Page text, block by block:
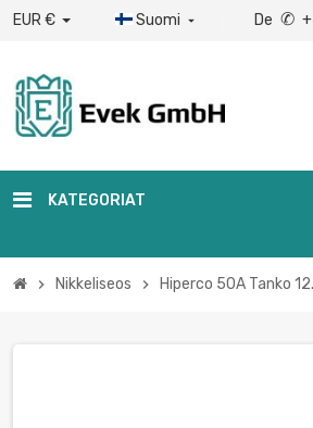
EUR € Suomi  De ✆
KATEGORIAT
chevron_right Nikkeliseos chevron_right Hiperco 50A Tanko